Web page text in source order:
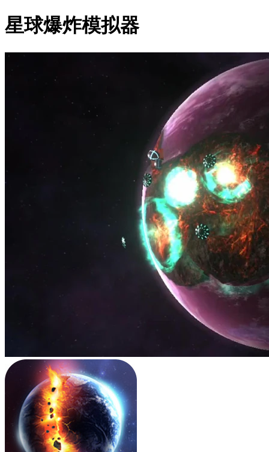
星球爆炸模拟器